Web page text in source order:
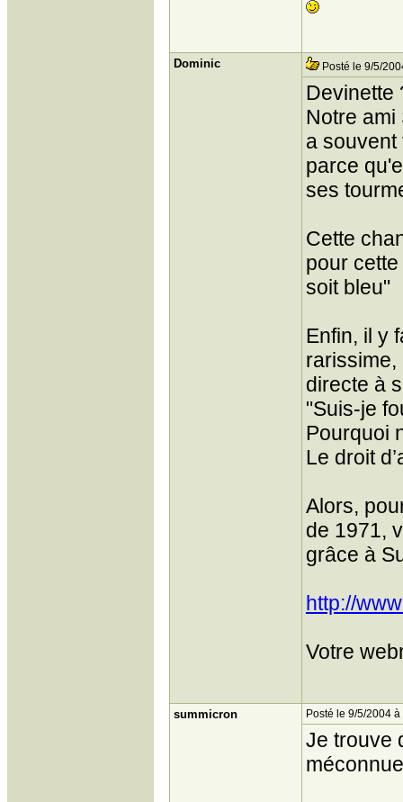
Dominic Posté le 9/5/
Devinette
Notre ami
a souvent
parce
ses
Cette
pour
soit bleu"
Enfin, il y
rarissime,
directe à
"Suis-je
Pourquoi
Le droit
Alors,
de 1971,
grâce à
http://
Votre
summicron Posté le 9/5/2004 à
Je trouve